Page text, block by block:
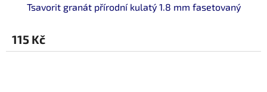
Tsavorit granát přírodní kulatý 1.8 mm fasetovaný
115 Kč